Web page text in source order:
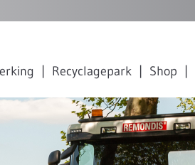
Recyclagepark Shop